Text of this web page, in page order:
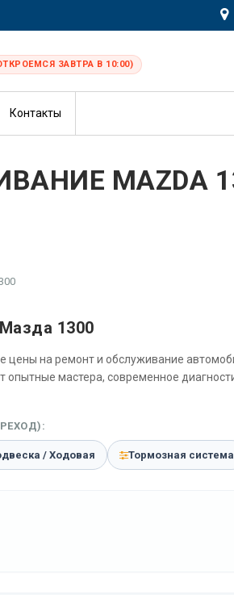
ЗАВТРА В 10:00)
Контакты
MAZDA
1300
цены на ремонт и обслуживание
опытные мастера, современное
/ Ходовая Тормозная система